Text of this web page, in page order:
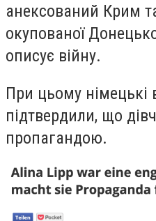
анексований Крим
окупованої
описує війну.
При цьому німецькі
підтвердили, що
пропагандою.